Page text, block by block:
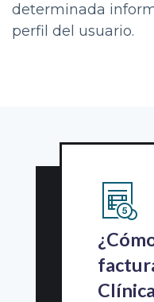
determinada
perfil del usuario.